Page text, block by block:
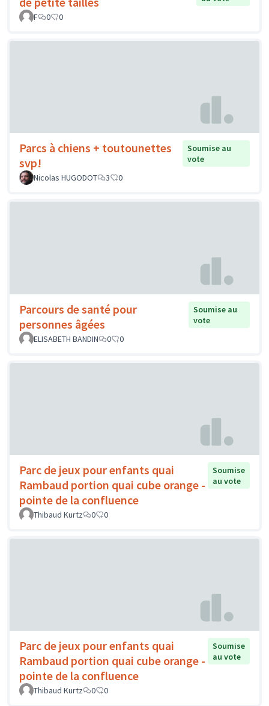
F
0 0
Parcs à chiens + toutounettes
svp!
Soumise au
vote
Nicolas HUGODOT
3 0
Parcours de santé pour
personnes âgées
Soumise au
vote
ELISABETH BANDIN
0 0
Parc de jeux pour enfants quai
Rambaud portion quai cube orange -
pointe de la confluence
Soumise
au vote
Thibaud Kurtz 0 0
Parc de jeux pour enfants quai
Rambaud portion quai cube orange -
pointe de la confluence
Soumise
au vote
Thibaud Kurtz 0 0